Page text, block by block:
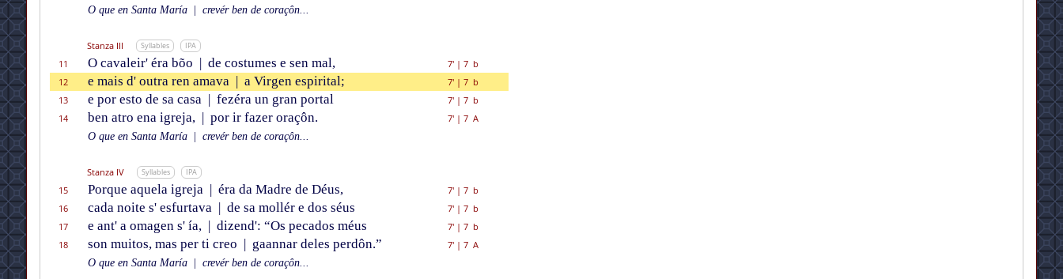
O que en Santa María
crevér ben de coraçôn...
Stanza III Syllables IPA
11 O cavaleir' éra bõo | de costumes e sen mal, 7'| 7 b
12
e mais d' outra ren amava | a Virgen espirital; 7'| 7 b
13
e por esto de sa casa | fezéra un gran portal 7'| 7 b
14
ben atro ena igreja, | por ir fazer oraçôn. 7'| 7 A
O que en Santa María
crevér ben de coraçôn...
Stanza IV Syllables IPA
15 Porque aquela igreja | éra da Madre de Déus, 7'| 7 b
16
cada noite s' esfurtava | de sa mollér e dos séus 7'| 7 b
17
e ant' a omagen s' ía, | dizend': “Os pecados méus 7'| 7 b
18
son muitos, mas per ti creo | gaannar deles perdôn.” 7'| 7 A
O que en Santa María
crevér ben de coraçôn...